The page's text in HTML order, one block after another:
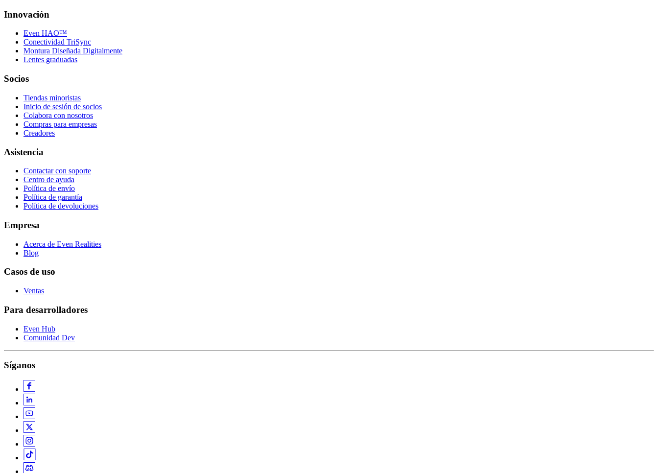
Innovación
Even HAO™
Conectividad TriSync
Montura Diseñada Digitalmente
Lentes graduadas
Socios
Tiendas minoristas
Inicio de sesión de socios
Colabora con nosotros
Compras para empresas
Creadores
Asistencia
Contactar con soporte
Centro de ayuda
Política de envío
Política de garantía
Política de devoluciones
Empresa
Acerca de Even Realities
Blog
Casos de uso
Ventas
Para desarrolladores
Even Hub
Comunidad Dev
Síganos